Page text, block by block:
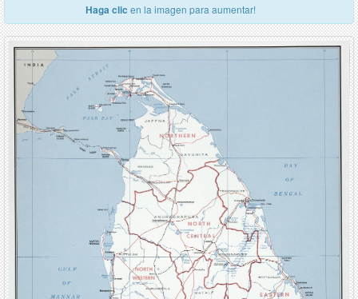
Haga clic en la imagen para aumentar!